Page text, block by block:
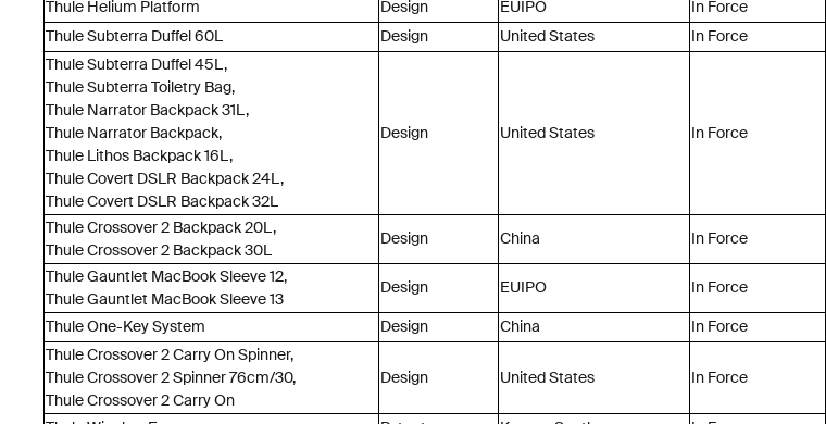
Thule Helium Platform Design EUIPO In Force
Thule Subterra Duffel 60L Design United States In Force
Thule Subterra Duffel 45L,
Thule Subterra Toiletry Bag,
Thule Narrator Backpack 31L,
Thule Narrator Backpack,
Thule Lithos Backpack 16L,
Thule Covert DSLR Backpack 24L,
Thule Covert DSLR Backpack 32L
Design United States In Force
Thule Crossover 2 Backpack 20L,
Thule Crossover 2 Backpack 30L
Design China In Force
Thule Gauntlet MacBook Sleeve 12,
Thule Gauntlet MacBook Sleeve 13
Design EUIPO In Force
Thule One-Key System Design China In Force
Thule Crossover 2 Carry On Spinner,
Thule Crossover 2 Spinner 76cm/30,
Thule Crossover 2 Carry On
Design United States In Force